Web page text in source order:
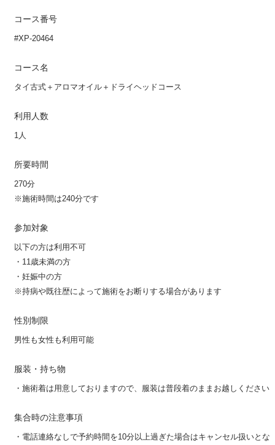
コース番号
#XP-20464
コース名
タイ古式＋アロマオイル＋ドライヘッドコース
利用人数
1人
所要時間
270分
※施術時間は240分です
参加対象
以下の方は利用不可
・11歳未満の方
・妊娠中の方
※持病や既往歴によって施術をお断りする場合があります
性別制限
男性も女性も利用可能
服装・持ち物
・施術着は用意しておりますので、服装は普段着のままお越しください
集合時の注意事項
・電話連絡なしで予約時間を10分以上過ぎた場合はキャンセル扱いとな